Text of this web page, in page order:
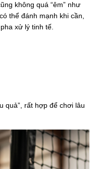
không quá “êm” như
thể đánh mạnh khi cần,
xử lý tinh tế.
quả”, rất hợp để chơi lâu